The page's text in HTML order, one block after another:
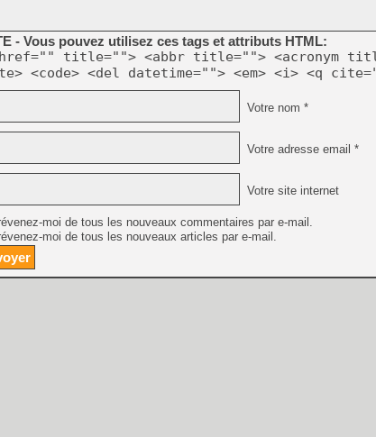
- Vous pouvez utilisez ces tags et attributs HTML:
title=""> <abbr title=""> <acronym
<code> <del datetime=""> <em> <i> <q
Votre nom *
Votre adresse email *
Votre site internet
moi de tous les nouveaux commentaires par e-mail.
moi de tous les nouveaux articles par e-mail.